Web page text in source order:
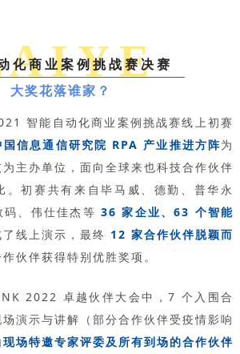
A I Y E
化商业案例挑战赛决赛
大奖花落谁家？
智能自动化商业案例挑战赛线上初赛
国信息通信研究院 RPA 产业推进方阵为
主办单位，面向全球来也科技合作伙伴
。初赛共有来自毕马威、德勤、普华永
码、伟仕佳杰等36 家企业、63 个智能
了线上演示，最终 12 家合作伙伴脱颖而
伙伴获得特别优胜奖项。
2022 卓越伙伴大会中，7 个入围合
演示与讲解（部分合作伙伴受疫情影响
现场特邀专家评委及所有到场的合作伙伴